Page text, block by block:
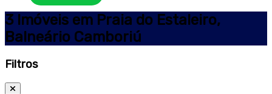
3 Imóveis em Praia do Estaleiro,
Balneário Camboriú
Filtros